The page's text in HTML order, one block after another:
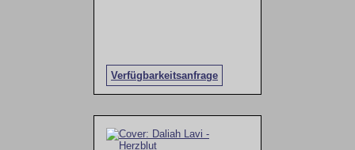
Verfügbarkeitsanfrage